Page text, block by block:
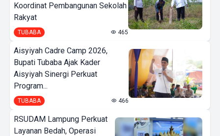
Koordinat Pembangunan Sekolah
Rakyat
TUBABA 465
Aisyiyah Cadre Camp 2026,
Bupati Tubaba Ajak Kader
Aisyiyah Sinergi Perkuat
Program...
TUBABA 466
RSUDAM Lampung Perkuat
Layanan Bedah, Operasi